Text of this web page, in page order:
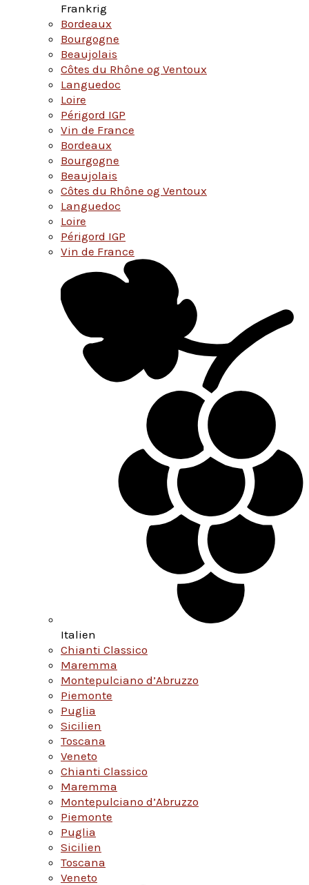
Frankrig
Bordeaux
Bourgogne
Beaujolais
Côtes du Rhône og Ventoux
Languedoc
Loire
Périgord IGP
Vin de France
Bordeaux
Bourgogne
Beaujolais
Côtes du Rhône og Ventoux
Languedoc
Loire
Périgord IGP
Vin de France
Italien
Chianti Classico
Maremma
Montepulciano d’Abruzzo
Piemonte
Puglia
Sicilien
Toscana
Veneto
Chianti Classico
Maremma
Montepulciano d’Abruzzo
Piemonte
Puglia
Sicilien
Toscana
Veneto